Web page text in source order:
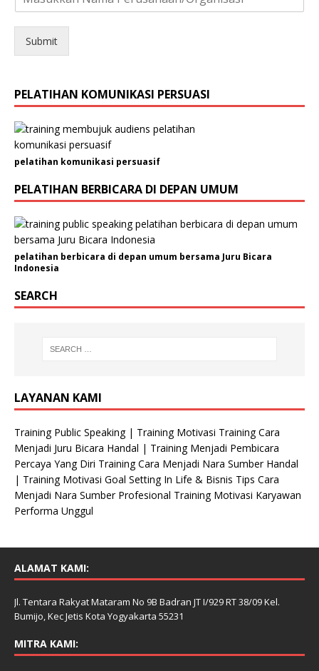
a
a
/
g
a
n
i
s
a
i
l
a
m
a
A
l
Submit
PELATIHAN KOMUNIKASI PERSUASI
pelatihan komunikasi persuasif
PELATIHAN BERBICARA DI DEPAN UMUM
pelatihan berbicara di depan umum bersama Juru Bicara
Indonesia
SEARCH
LAYANAN KAMI
Training Public Speaking | Training Motivasi Training Cara
Menjadi Juru Bicara Handal | Training Menjadi Pembicara
Percaya Yang Diri Training Cara Menjadi Nara Sumber Handal
| Training Motivasi Goal Setting In Life & Bisnis Tips Cara
Menjadi Nara Sumber Profesional Training Motivasi Karyawan
Performa Unggul
ALAMAT KAMI:
Jl. Tentara Rakyat Mataram No 9B Badran JT I/929 RT 38/09 Kel.
Bumijo, Kec Jetis Kota Yogyakarta 55231
MITRA KAMI: